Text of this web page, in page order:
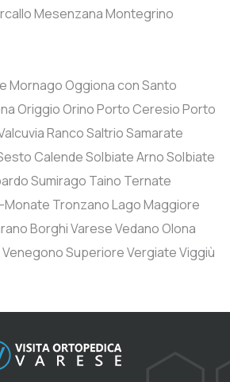
MesenzanaMontegrino
Mornago Oggiona con Santo
Origgio OrinoPorto CeresioPorto
RancoSaltrioSamarate
CalendeSolbiate ArnoSolbiate
Sumirago Taino Ternate
Monate Tronzano Lago Maggiore
BorghiVareseVedano Olona
Venegono SuperioreVergiateViggiù